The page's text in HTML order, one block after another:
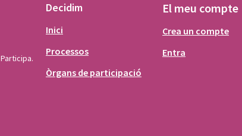
Decidim
Inici
Processos
Òrgans de participació
El meu compte
Crea un compte
Entra